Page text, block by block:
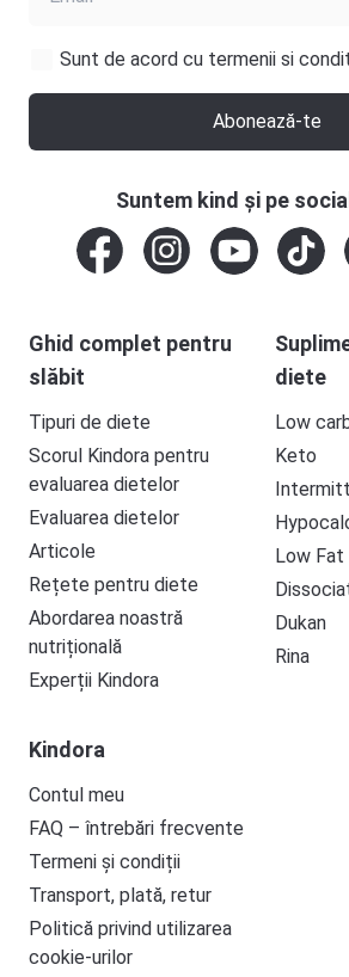
Sunt de acord cu termenii si
Abonează-te
Ghid complet pentru
slăbit
Tipuri de diete
Scorul Kindora pentru
evaluarea dietelor
Evaluarea dietelor
Articole
Rețete pentru diete
Abordarea noastră
nutrițională
Experții Kindora
diete
Low
Keto
Low Fat
Dukan
Rina
Kindora
Contul meu
FAQ – întrebări frecvente
Termeni și condiții
Transport, plată, retur
Politică privind utilizarea
cookie-urilor
Suntem kind și pe